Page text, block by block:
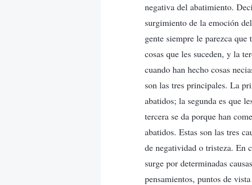
negativa del abatimiento.
surgimiento de la emoción
gente siempre le parezca
cosas que les suceden, y la
cuando han hecho cosas
son las tres principales. La
abatidos; la segunda es que
tercera se da porque han
abatidos. Estas son las tres
de negatividad o tristeza. En
surge por determinadas
pensamientos, puntos de